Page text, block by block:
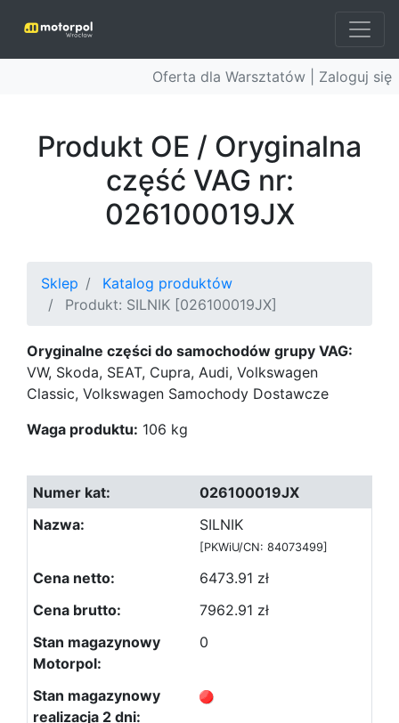
Oferta dla Warsztatów | Zaloguj się
Produkt OE / Oryginalna
część VAG nr:
026100019JX
Sklep
Katalog produktów
Produkt: SILNIK [026100019JX]
Oryginalne części do samochodów grupy VAG:
VW, Skoda, SEAT, Cupra, Audi, Volkswagen
Classic, Volkswagen Samochody Dostawcze
Waga produktu: 106 kg
026100019JX
SILNIK
[PKWiU/CN: 84073499]
6473.91 zł
7962.91 zł
0